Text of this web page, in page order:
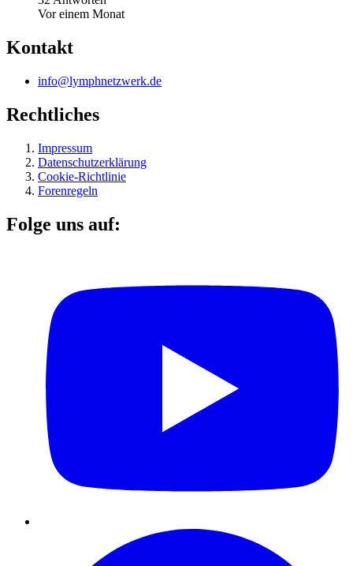
Vor einem Monat
Kontakt
info@lymphnetzwerk.de
Rechtliches
Impressum
Datenschutzerklärung
Cookie-Richtlinie
Forenregeln
Folge uns auf: